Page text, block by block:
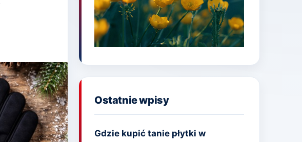
Ostatnie wpisy
Gdzie kupić tanie płytki w